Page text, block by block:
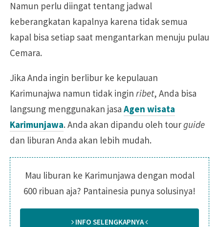
Namun perlu diingat tentang jadwal
keberangkatan kapalnya karena tidak semua
kapal bisa setiap saat mengantarkan menuju pulau
Cemara.
Jika Anda ingin berlibur ke kepulauan
Karimunajwa namun tidak ingin ribet, Anda bisa
langsung menggunakan jasa Agen wisata
Karimunjawa. Anda akan dipandu oleh tourguide
dan liburan Anda akan lebih mudah.
Mau liburan ke Karimunjawa dengan modal
600 ribuan aja? Pantainesia punya solusinya!
INFO SELENGKAPNYA